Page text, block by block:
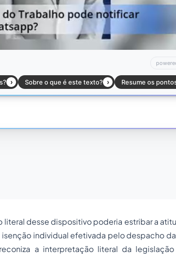
literal desse dispositivopoderia estribar a
isenção individual efetivada pelo despacho
a interpretação literal da